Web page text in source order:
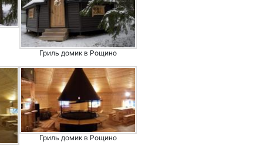
Гриль домик в Рощино
Гриль домик в Рощино